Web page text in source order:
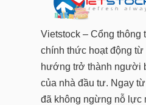
Vietstock – Cổng thông
chính thức hoạt động
hướng trở thành người
của nhà đầu tư. Ngay
đã không ngừng nỗ lực